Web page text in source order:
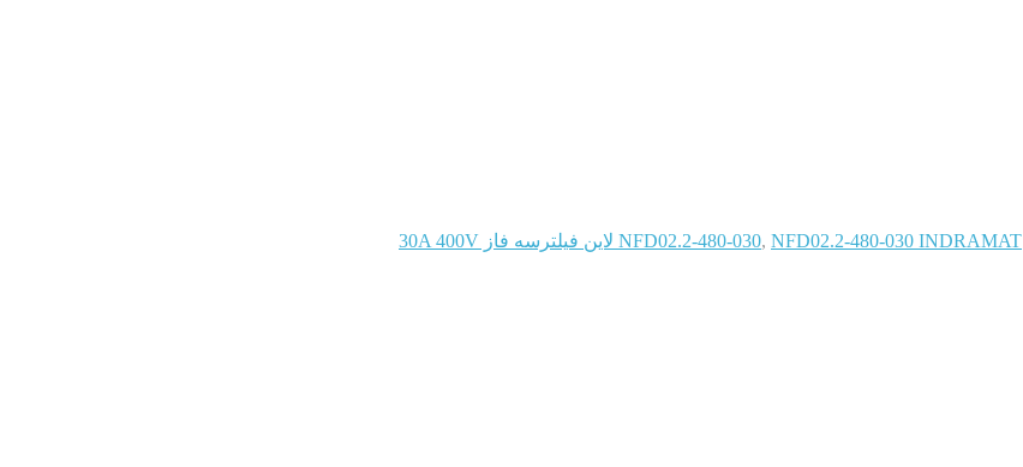
NFD02.2-480-030, NFD02.2-480-030 INDRAMAT لاین فیلترسه فاز 30A 400V